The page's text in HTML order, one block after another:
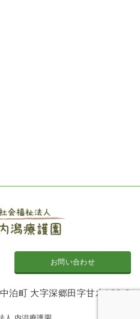
お問い合わせ
泊町 大字深郷田字甘木120-2